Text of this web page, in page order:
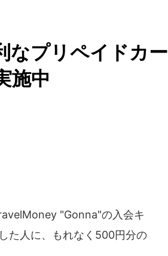
なプリペイドカー
施中
"Gonna"の入会キ
た人に、もれなく500円分の